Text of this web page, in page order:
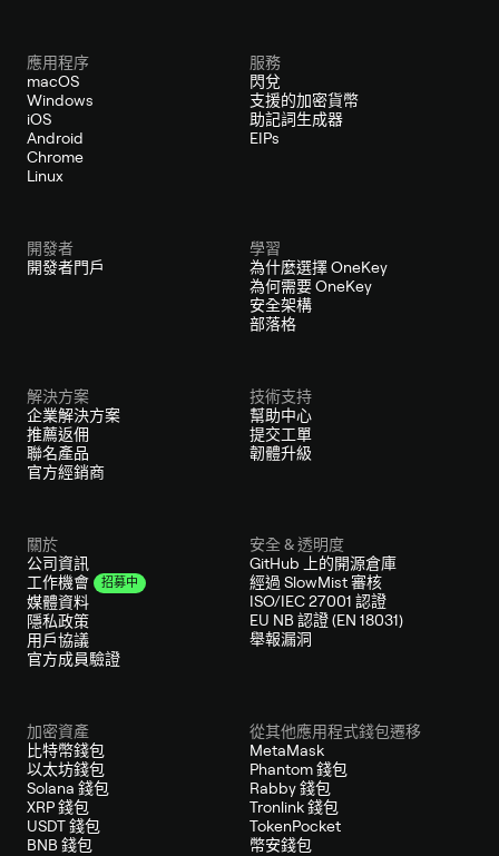
應用程序
macOS
Windows
iOS
Android
Chrome
Linux
服務
閃兌
支援的加密貨幣
助記詞生成器
EIPs
開發者
開發者門戶
學習
為什麼選擇 OneKey
為何需要 OneKey
安全架構
部落格
解決方案
企業解決方案
推薦返佣
聯名產品
官方經銷商
技術支持
幫助中心
提交工單
韌體升級
關於
公司資訊
工作機會
招募中
媒體資料
隱私政策
用戶協議
官方成員驗證
安全 & 透明度
GitHub 上的開源倉庫
經過 SlowMist 審核
ISO/IEC 27001 認證
EU NB 認證 (EN 18031)
舉報漏洞
加密資產
比特幣錢包
以太坊錢包
Solana 錢包
XRP 錢包
USDT 錢包
BNB 錢包
從其他應用程式錢包遷移
MetaMask
Phantom 錢包
Rabby 錢包
Tronlink 錢包
TokenPocket
幣安錢包